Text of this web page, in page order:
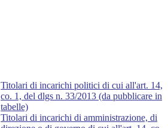
Titolari di incarichi politici di cui all'art. 14,
co. 1, del dlgs n. 33/2013 (da pubblicare in
tabelle)
Titolari di incarichi di amministrazione, di